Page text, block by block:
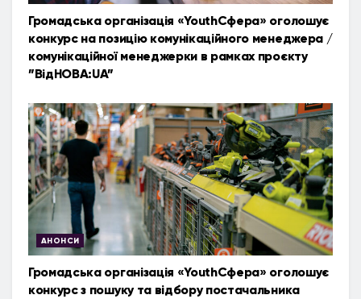
Громадська організація «YouthСфера» оголошує
конкурс на позицію комунікаційного менеджера /
комунікаційної менеджерки в рамках проєкту
”ВідНОВА:UA”
АНОНСИ
Громадська організація «YouthСфера» оголошує
конкурс з пошуку та відбору постачальника